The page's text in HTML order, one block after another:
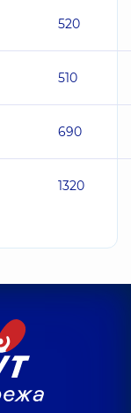
520
510
690
1320